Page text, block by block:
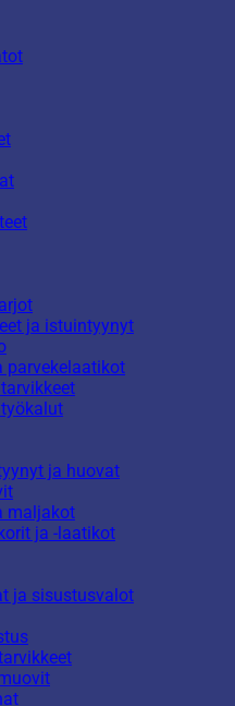
ja istuintyynyt
parvekelaatikot
ja huovat
maljakot
ja -laatikot
ja sisustusvalot